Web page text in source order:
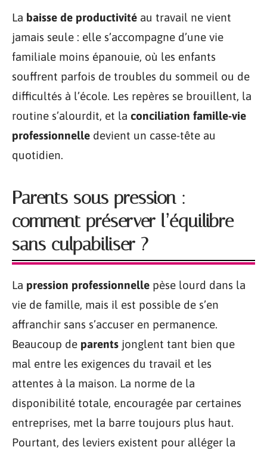
La baisse de productivité au travail ne vient
jamais seule : elle s’accompagne d’une vie
familiale moins épanouie, où les enfants
souffrent parfois de troubles du sommeil ou de
difficultés à l’école. Les repères se brouillent, la
routine s’alourdit, et la conciliation famille-vie
professionnelle devient un casse-tête au
quotidien.
Parents sous pression :
comment préserver l’équilibre
sans culpabiliser ?
La pression professionnelle pèse lourd dans la
vie de famille, mais il est possible de s’en
affranchir sans s’accuser en permanence.
Beaucoup de parents jonglent tant bien que
mal entre les exigences du travail et les
attentes à la maison. La norme de la
disponibilité totale, encouragée par certaines
entreprises, met la barre toujours plus haut.
Pourtant, des leviers existent pour alléger la